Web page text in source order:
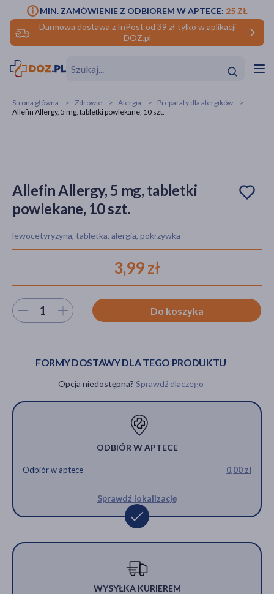
Darmowa dostawa z InPost od 39 zł tylko w aplikacji
DOZ.pl
MIN. ZAMÓWIENIE Z ODBIOREM W APTECE: 25 ZŁ
Strona główna Zdrowie Alergia
Preparaty dla alergików
Allefin Allergy, 5 mg, tabletki powlekane, 10 szt.
Allefin Allergy, 5 mg, tabletki
powlekane, 10 szt.
lewocetyryzyna, tabletka, alergia, pokrzywka
3,99 zł
Wybierz ilość Do koszyka
FORMY DOSTAWY DLA TEGO PRODUKTU
Opcja niedostępna? Sprawdź dlaczego
ODBIÓR W APTECE
Odbiór w aptece 0,00 zł
Sprawdź lokalizację
WYSYŁKA KURIEREM